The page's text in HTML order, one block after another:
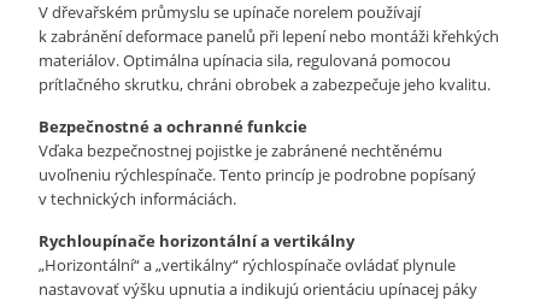
V dřevařském průmyslu se upínače norelem používají
k zabránění deformace panelů při lepení nebo montáži křehkých
materiálov. Optimálna upínacia sila, regulovaná pomocou
prítlačného skrutku, chráni obrobek a zabezpečuje jeho kvalitu.
Bezpečnostné a ochranné funkcie
Vďaka bezpečnostnej pojistke je zabránené nechtěnému
uvoľneniu rýchlespínače. Tento princíp je podrobne popísaný
v technických informáciách.
Rychloupínače horizontální a vertikálny
„Horizontální“ a „vertikálny“ rýchlospínače ovládať plynule
nastavovať výšku upnutia a indikujú orientáciu upínacej páky